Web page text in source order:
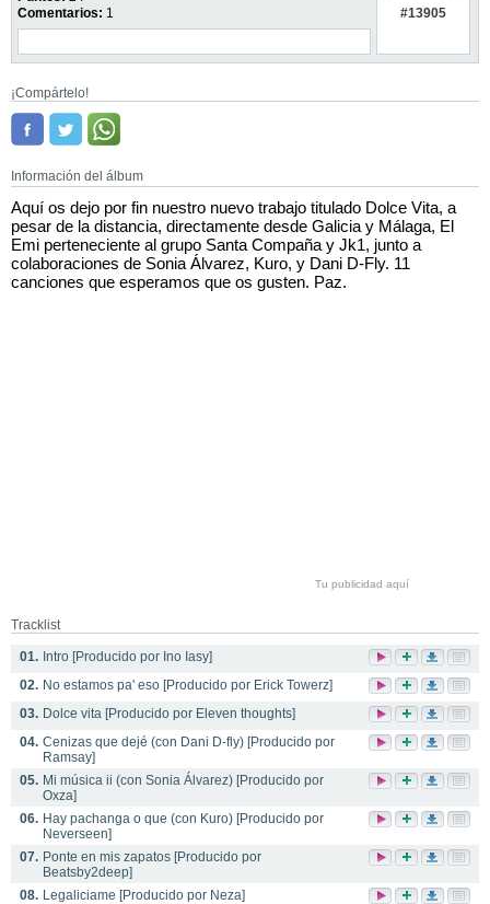
Comentarios: 1 #13905
¡Compártelo!
Información del álbum
Aquí os dejo por fin nuestro nuevo trabajo titulado Dolce Vita, a
pesar de la distancia, directamente desde Galicia y Málaga, El
Emi perteneciente al grupo Santa Compaña y Jk1, junto a
colaboraciones de Sonia Álvarez, Kuro, y Dani D-Fly. 11
canciones que esperamos que os gusten. Paz.
Tu publicidad aquí
Tracklist
01. Intro [Producido por Ino Iasy]
02. No estamos pa' eso [Producido por Erick Towerz]
03. Dolce vita [Producido por Eleven thoughts]
04. Cenizas que dejé (con Dani D-fly) [Producido por
Ramsay]
05. Mi música ii (con Sonia Álvarez) [Producido por
Oxza]
06. Hay pachanga o que (con Kuro) [Producido por
Neverseen]
07. Ponte en mis zapatos [Producido por
Beatsby2deep]
08. Legaliciame [Producido por Neza]